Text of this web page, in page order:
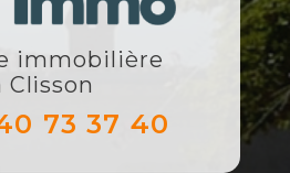
immobilière
Clisson
73 37 40